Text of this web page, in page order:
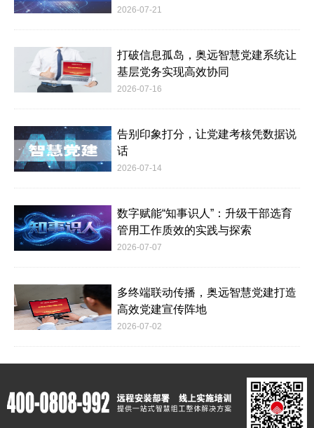
2026-07-21
打破信息孤岛，奥远智慧党建系统让
基层党务实现高效协同
2026-07-16
告别印象打分，让党建考核凭数据说
话
2026-07-14
数字赋能“知事识人”：升级干部选育
管用工作质效的实践与探索
2026-07-07
多终端联动传播，奥远智慧党建打造
高效党建宣传阵地
2026-07-02